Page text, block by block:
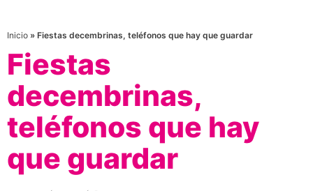
Inicio » Fiestas decembrinas, teléfonos que hay que guardar
Fiestas
decembrinas,
teléfonos que hay
que guardar